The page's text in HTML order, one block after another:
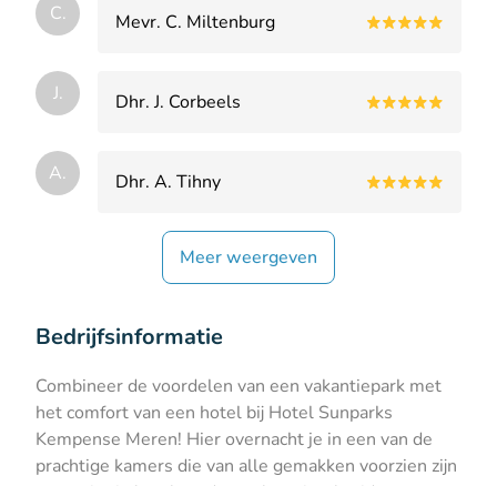
C. Mevr. C. Miltenburg
J. Dhr. J. Corbeels
A. Dhr. A. Tihny
Meer weergeven
Bedrijfsinformatie
Combineer de voordelen van een vakantiepark met
het comfort van een hotel bij Hotel Sunparks
Kempense Meren! Hier overnacht je in een van de
prachtige kamers die van alle gemakken voorzien zijn